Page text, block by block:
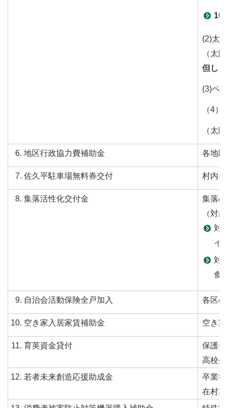
10
(2)太
（太
但し
(3)ペ
（4
（太
地区行政協力費補助金 各地
佐久平駐車場無料券交付 村内
集落活性化交付金
集落
（対
対
イ
対
食
自治会活動保険全戸加入 各区
空き家入居家賃補助金 空き
育英資金貸付
保護
高校
若者未来創造応援助成金
卒業
在村